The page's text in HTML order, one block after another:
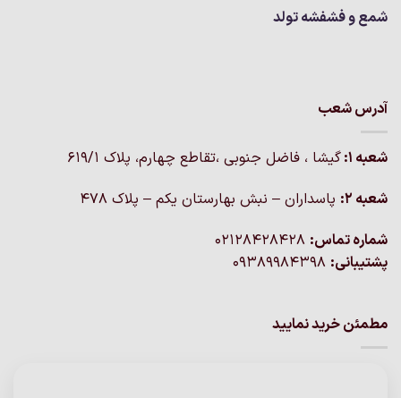
شمع و فشفشه تولد
آدرس شعب
شعبه 1:
گيشا ، فاضل جنوبی ،تقاطع چهارم، پلاک 619/1
شعبه 2:
پاسداران – نبش بهارستان یکم – پلاک ۴۷۸
شماره تماس:
پشتیبانی:
مطمئن خرید نمایید